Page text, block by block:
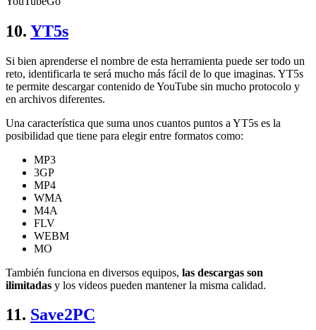
10. YT5s
Si bien aprenderse el nombre de esta herramienta puede ser todo un
reto, identificarla te será mucho más fácil de lo que imaginas. YT5s
te permite descargar contenido de YouTube sin mucho protocolo y
en archivos diferentes.
Una característica que suma unos cuantos puntos a YT5s es la
posibilidad que tiene para elegir entre formatos como:
MP3
3GP
MP4
WMA
M4A
FLV
WEBM
MO
También funciona en diversos equipos, las descargas son
ilimitadas y los videos pueden mantener la misma calidad.
11. Save2PC